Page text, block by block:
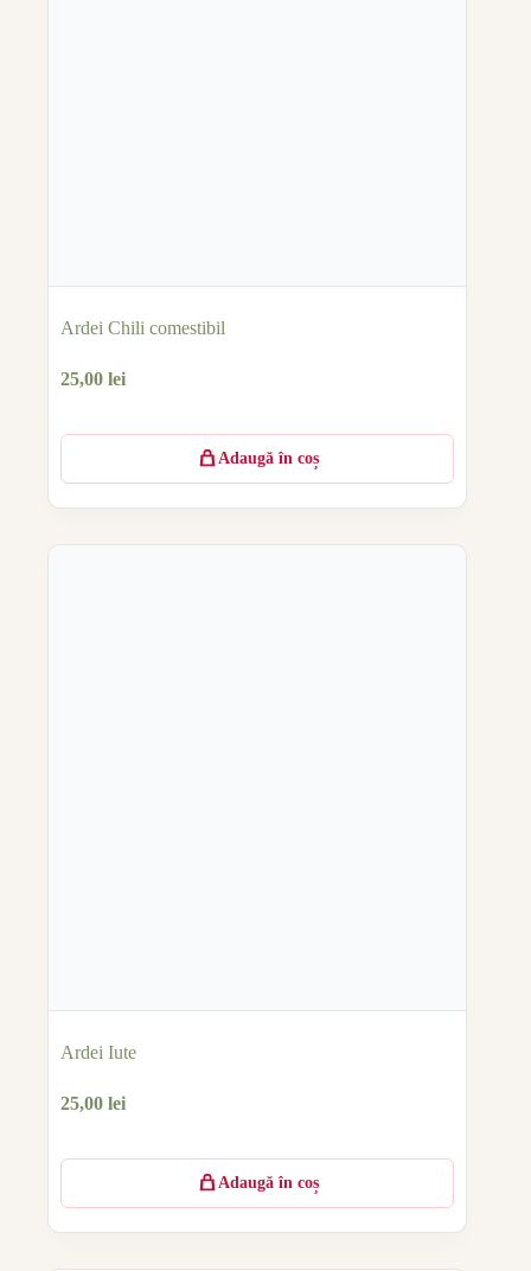
Ardei Chili comestibil
25,00 lei
Adaugă în coș
Ardei Iute
25,00 lei
Adaugă în coș